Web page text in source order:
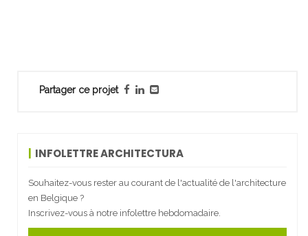
Partager ce projet
INFOLETTRE ARCHITECTURA
Souhaitez-vous rester au courant de l'actualité de l'architecture
en Belgique ?
Inscrivez-vous à notre infolettre hebdomadaire.